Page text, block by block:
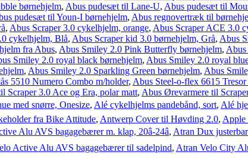
børnehjelm, Abus pudesæt til Lane-U, Abus pudesæt til
pudesæt til Youn-I børnehjelm, Abus regnovertræk til
, Abus Scraper 3.0 cykelhjelm, orange, Abus Scraper ACE 3.0
cykelhjelm, Blå, Abus Scraper kid 3.0 børnehjelm, Grå, Abus
fra Abus, Abus Smiley 2.0 Pink Butterfly børnehjelm, Abus
Smiley 2.0 royal black børnehjelm, Abus Smiley 2.0 royal
, Abus Smiley 2.0 Sparkling Green børnehjelm, Abus
5510 Numero Combo m/holder, Abus Steel-o-flex 6615
Scraper 3.0 Ace og Era, polar matt, Abus Ørevarmere til
med snørre, Onesize, Alé cykelhjelms pandebånd, sort, Alé
fra Bike Attitude, Antwerp Cover til Høvding 2.0, Apple
Alu AVS bagagebærer m. klap, 20â-24â, Atran Dux
Active Alu AVS bagagebærer til sadelpind, Atran Velo City